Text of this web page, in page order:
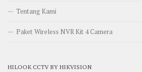
Tentang Kami
Paket Wireless NVR Kit 4 Camera
HILOOK CCTV BY HIKVISION